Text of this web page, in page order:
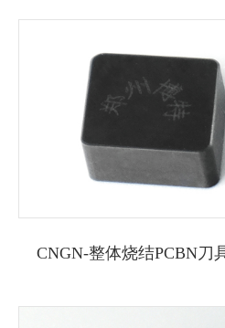
CNGN-整体烧结PCBN刀